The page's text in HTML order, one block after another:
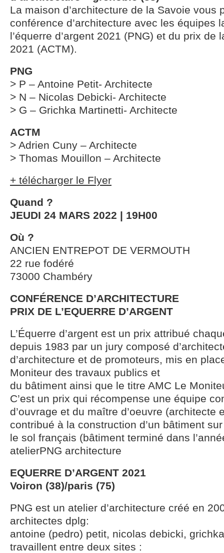
La maison d’architecture de la Savoie vous
conférence d’architecture avec les équipes
l’équerre d’argent 2021 (PNG) et du prix
2021 (ACTM).
PNG
> P – Antoine Petit- Architecte
> N – Nicolas Debicki- Architecte
> G – Grichka Martinetti- Architecte
ACTM
> Adrien Cuny – Architecte
> Thomas Mouillon – Architecte
+ télécharger le Flyer
Quand ?
JEUDI 24 MARS 2022 | 19H00
Où ?
ANCIEN ENTREPOT DE VERMOUTH
22 rue fodéré
73000 Chambéry
CONFÉRENCE D’ARCHITECTURE
PRIX DE L’EQUERRE D’ARGENT
L’Équerre d’argent est un prix attribué
depuis 1983 par un jury composé
d’architecture et de promoteurs, mis en
Moniteur des travaux publics et
du bâtiment ainsi que le titre AMC Le
C’est un prix qui récompense une équipe
d’ouvrage et du maître d’oeuvre (architecte
contribué à la construction d’un bâtiment sur
le sol français (bâtiment terminé dans
atelierPNG architecture
EQUERRE D’ARGENT 2021
Voiron (38)/paris (75)
PNG est un atelier d’architecture créé en
architectes dplg:
antoine (pedro) petit, nicolas debicki,
travaillent entre deux sites :